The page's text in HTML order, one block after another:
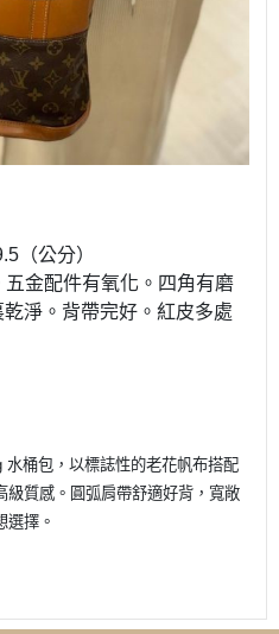
（公分）
金配件有氧化。四角有磨
淨。背帶完好。紅皮多處
水桶包，以標誌性的老花帆布搭配
級質感。圓弧肩帶舒適好背，寬敞
選擇。